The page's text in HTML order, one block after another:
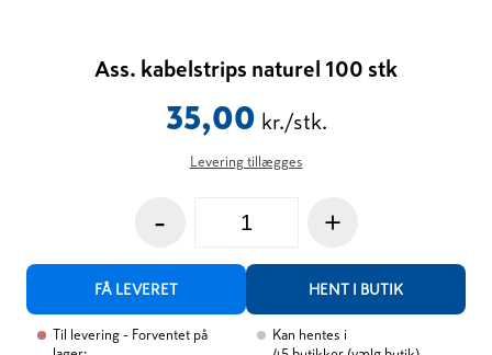
Ass. kabelstrips naturel 100 stk
35,00 kr./stk.
Levering tillægges
- +
FÅ LEVERET HENT I BUTIK
Til levering - Forventet på
Kan hentes i